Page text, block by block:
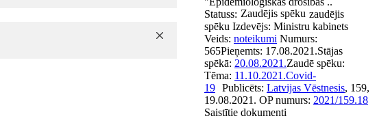
Statuss: Zaudējis spēku zaudējis
spēku Izdevējs: Ministru kabinets
Veids: noteikumi Numurs:
565Pieņemts: 17.08.2021.Stājas
spēkā: 20.08.2021.Zaudē spēku:
11.10.2021.
Tēma:
Covid-
19 Publicēts: Latvijas Vēstnesis, 159,
19.08.2021. OP numurs: 2021/159.18
Saistītie dokumenti